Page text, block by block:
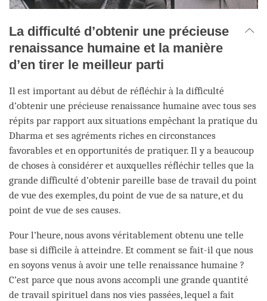
La difficulté d’obtenir une précieuse
renaissance humaine et la manière
d’en tirer le meilleur parti
Il est important au début de réfléchir à la difficulté
d’obtenir une précieuse renaissance humaine avec tous ses
répits par rapport aux situations empêchant la pratique du
Dharma et ses agréments riches en circonstances
favorables et en opportunités de pratiquer. Il y a beaucoup
de choses à considérer et auxquelles réfléchir telles que la
grande difficulté d’obtenir pareille base de travail du point
de vue des exemples, du point de vue de sa nature, et du
point de vue de ses causes.
Pour l’heure, nous avons véritablement obtenu une telle
base si difficile à atteindre. Et comment se fait-il que nous
en soyons venus à avoir une telle renaissance humaine ?
C’est parce que nous avons accompli une grande quantité
de travail spirituel dans nos vies passées, lequel a fait